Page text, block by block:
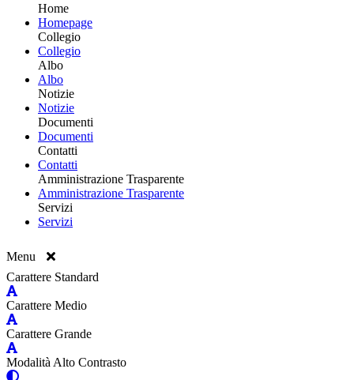
Home
Homepage
Collegio
Collegio
Albo
Albo
Notizie
Notizie
Documenti
Documenti
Contatti
Contatti
Amministrazione Trasparente
Amministrazione Trasparente
Servizi
Servizi
Menu
Carattere Standard
Carattere Medio
Carattere Grande
Modalità Alto Contrasto